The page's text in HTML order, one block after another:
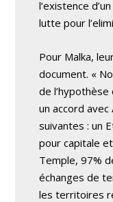
l’existence
lutte pour
Pour Malka,
document. «
de
un accord
suivantes : un
pour capitale
Temple, 97%
échanges de
les territoires